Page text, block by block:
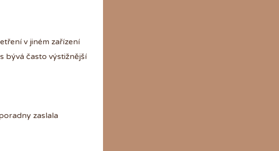
v jiném zařízení
bývá často výstižnější
zaslala